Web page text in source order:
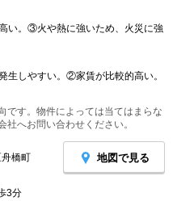
い。③火や熱に強いため、火災に強
生しやすい。②家賃が比較的高い。
す。物件によっては当てはまらな
へお問い合わせください。
橋町 地図で見る
3分